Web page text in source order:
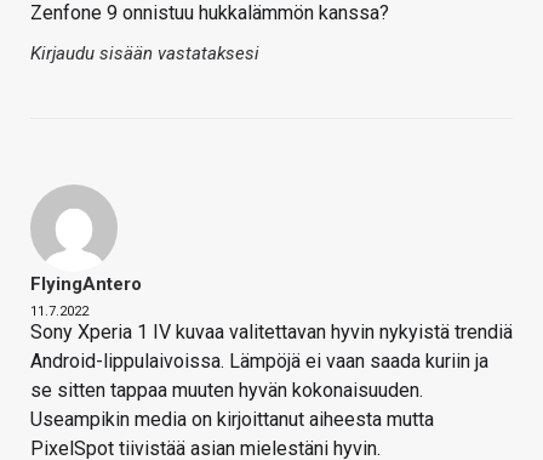
Zenfone 9 onnistuu hukkalämmön kanssa?
Kirjaudu sisään vastataksesi
FlyingAntero
11.7.2022
Sony Xperia 1 IV kuvaa valitettavan hyvin nykyistä trendiä
Android-lippulaivoissa. Lämpöjä ei vaan saada kuriin ja
se sitten tappaa muuten hyvän kokonaisuuden.
Useampikin media on kirjoittanut aiheesta mutta
PixelSpot tiivistää asian mielestäni hyvin.